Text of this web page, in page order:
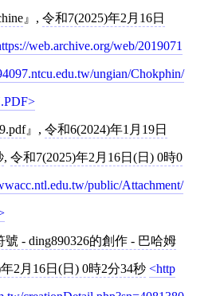
, 令和7(2025)年2月16日
web.archive.org/web/2019071
ungian/Chokphin/
, 令和6(2024)年1月19日
, 令和7(2025)年2月16日(日) 0時0
public/Attachment/
- ding890326的創作 - 巴哈姆
2月16日(日) 0時2分34秒 http